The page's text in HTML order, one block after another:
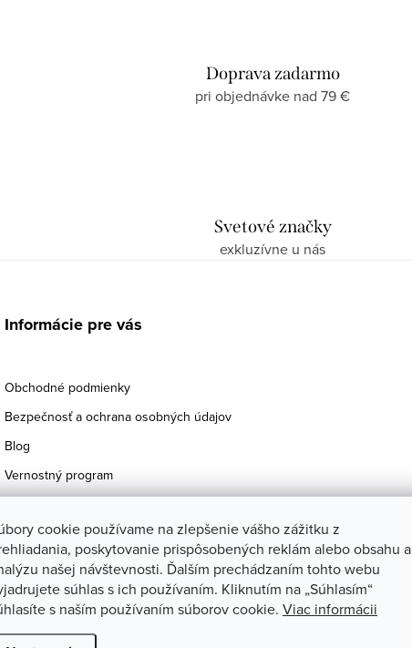
cookie používame na zlepšenie vášho zážitku z
poskytovanie prispôsobených reklám alebo obsahu a
našej návštevnosti. Ďalším prechádzaním tohto webu
súhlas s ich používaním. Kliknutím na „Súhlasím“
s naším používaním súborov cookie. Viac informácii
Doprava zadarmo
pri objednávke nad 79 €
Svetové značky
exkluzívne u nás
Informácie pre vás
Obchodné podmienky
Bezpečnosť a ochrana osobných údajov
Blog
Vernostný program
Kontakty
Upraviť nastavenie cookies